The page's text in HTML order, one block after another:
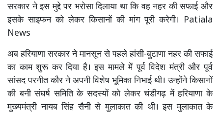
सरकार ने इस मुद्दे पर भरोसा दिलाया था कि वह नहर की सफाई और
इसके साइफन को लेकर किसानों की मांग पूरी करेगी। Patiala
News
अब हरियाणा सरकार ने मानसून से पहले हांसी-बुटाणा नहर की सफाई
का काम शुरू कर दिया है। इस मामले में पूर्व विदेश मंत्री और पूर्व
सांसद परनीत कौर ने अपनी विशेष भूमिका निभाई थी। उन्होंने किसानों
की बनी संघर्ष समिति के सदस्यों को लेकर चंडीगढ़ में हरियाणा के
मुख्यमंत्री नायब सिंह सैनी से मुलाकात की थी। इस मुलाकात के